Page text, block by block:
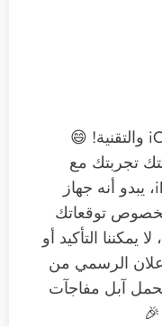
مرحباً عالم iOS والتقنية! 😄
تجربتك مع
iPhone 15 Pro، يبدو أنه جهاز
توقعاتك
لنظام iOS 18، لا يمكننا التأكيد أو
الرسمي من
آبل مفاجآت